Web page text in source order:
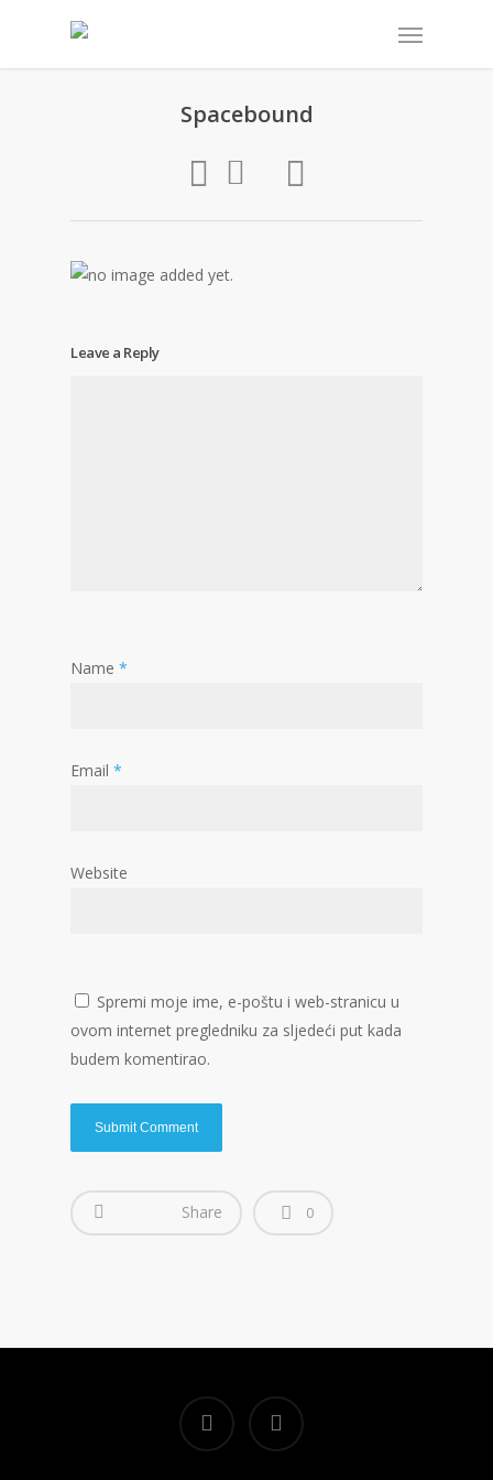
Spacebound
Leave a Reply
Name *
Email *
Website
Spremi moje ime, e-poštu i web-stranicu u
ovom internet pregledniku za sljedeći put kada
budem komentirao.
Share 0